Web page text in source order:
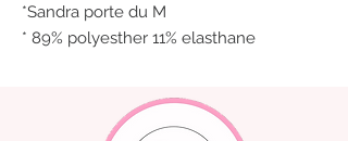
*Sandra porte du M
* 89% polyesther 11% elasthane